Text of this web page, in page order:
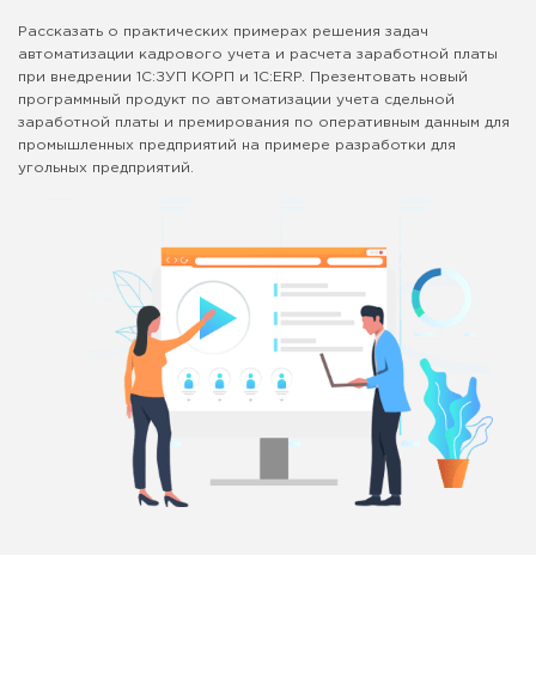
Рассказать о практических примерах решения задач
автоматизации кадрового учета и расчета заработной платы
при внедрении 1С:ЗУП КОРП и 1С:ERP. Презентовать новый
программный продукт по автоматизации учета сдельной
заработной платы и премирования по оперативным данным для
промышленных предприятий на примере разработки для
угольных предприятий.